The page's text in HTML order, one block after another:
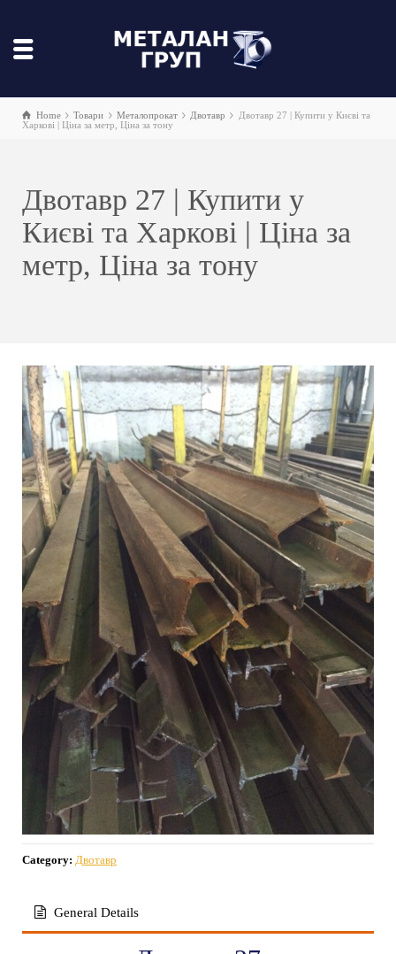
Home Товари Металопрокат Двотавр
Двотавр 27 | Купити у Києві та
Харкові | Ціна за метр, Ціна за тону
Двотавр 27 | Купити у
Києві та Харкові | Ціна за
метр, Ціна за тону
Category: Двотавр
General Details